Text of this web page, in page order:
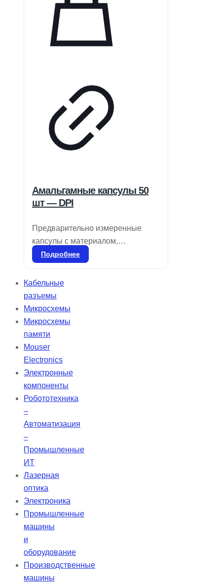
Амальгамные капсулы 50
шт — DPI
Предварительно измеренные
капсулы с материалом,
свободным от гамма-2 и ртути
предназначены для смешивания
в специальном смесителе.
Применяются для всех видов
реставраций боковых зубов и
ситуаций, где эстетика не
является приоритетной. Удобны в
использовании благодаря
цветовой маркировке и
предварительной дозировке.
Подробнее
Кабельные
разъемы
Микросхемы
Микросхемы
памяти
Mouser
Electronics
Электронные
компоненты
Робототехника
–
Автоматизация
–
Промышленные
ИТ
Лазерная
оптика
Электроника
Промышленные
машины
и
оборудование
Производственные
машины